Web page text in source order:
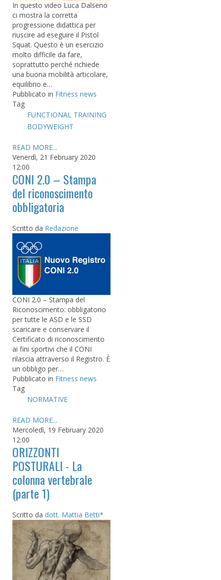
In questo video Luca Dalseno
ci mostra la corretta
progressione didattica per
riuscire ad eseguire il Pistol
Squat. Questo è un esercizio
molto difficile da fare,
soprattutto perché richiede
una buona mobilità articolare,
equilibrio e…
Pubblicato in Fitness news
Tag
FUNCTIONAL TRAINING
BODYWEIGHT
READ MORE...
Venerdì, 21 February 2020
12:00
CONI 2.0 – Stampa
del riconoscimento
obbligatoria
Scritto da Redazione
CONI 2.0 – Stampa del
Riconoscimento: obbligatorio
per tutte le ASD e le SSD
scaricare e conservare il
Certificato di riconoscimento
ai fini sportivi che il CONI
rilascia attraverso il Registro. È
un obbligo per…
Pubblicato in Fitness news
Tag
NORMATIVE
READ MORE...
Mercoledì, 19 February 2020
12:00
ORIZZONTI
POSTURALI - La
colonna vertebrale
(parte 1)
Scritto da dott. Mattia Betti*